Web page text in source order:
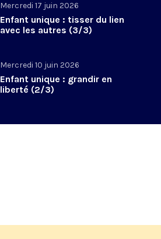
Mercredi 17 juin 2026
Enfant unique : tisser du lien
avec les autres (3/3)
Mercredi 10 juin 2026
Enfant unique : grandir en
liberté (2/3)